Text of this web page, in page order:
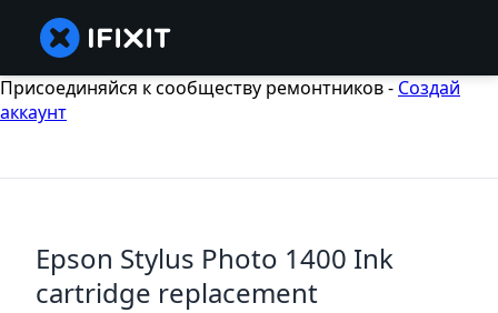
Присоединяйся к сообществу ремонтников - Создай
аккаунт
Epson Stylus Photo 1400 Ink
cartridge replacement